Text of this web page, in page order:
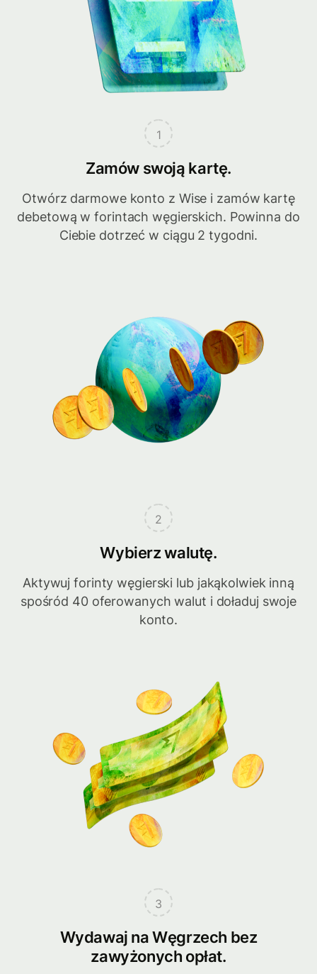
1
Zamów swoją kartę.
Otwórz darmowe konto z Wise i zamów kartę
debetową w forintach węgierskich. Powinna do
Ciebie dotrzeć w ciągu 2 tygodni.
2
Wybierz walutę.
Aktywuj forinty węgierski lub jakąkolwiek inną
spośród 40 oferowanych walut i doładuj swoje
konto.
3
Wydawaj na Węgrzech bez
zawyżonych opłat.